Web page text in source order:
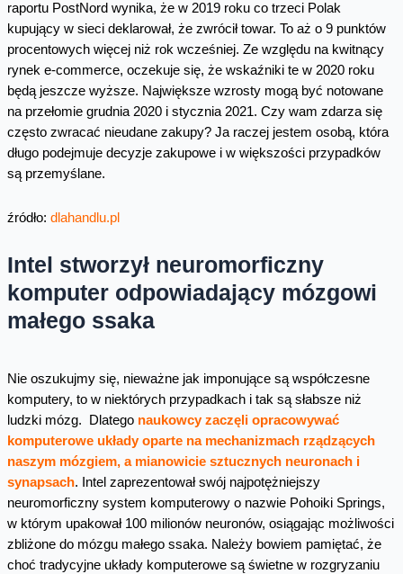
raportu PostNord wynika, że w 2019 roku co trzeci Polak
kupujący w sieci deklarował, że zwrócił towar. To aż o 9 punktów
procentowych więcej niż rok wcześniej. Ze względu na kwitnący
rynek e-commerce, oczekuje się, że wskaźniki te w 2020 roku
będą jeszcze wyższe. Największe wzrosty mogą być notowane
na przełomie grudnia 2020 i stycznia 2021. Czy wam zdarza się
często zwracać nieudane zakupy? Ja raczej jestem osobą, która
długo podejmuje decyzje zakupowe i w większości przypadków
są przemyślane.
źródło: dlahandlu.pl
Intel stworzył neuromorficzny
komputer odpowiadający mózgowi
małego ssaka
Nie oszukujmy się, nieważne jak imponujące są współczesne
komputery, to w niektórych przypadkach i tak są słabsze niż
ludzki mózg. Dlatego naukowcy zaczęli opracowywać
komputerowe układy oparte na mechanizmach rządzących
naszym mózgiem, a mianowicie sztucznych neuronach i
synapsach. Intel zaprezentował swój najpotężniejszy
neuromorficzny system komputerowy o nazwie Pohoiki Springs,
w którym upakował 100 milionów neuronów, osiągając możliwości
zbliżone do mózgu małego ssaka. Należy bowiem pamiętać, że
choć tradycyjne układy komputerowe są świetne w rozgryzaniu